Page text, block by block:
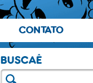
CONTATO